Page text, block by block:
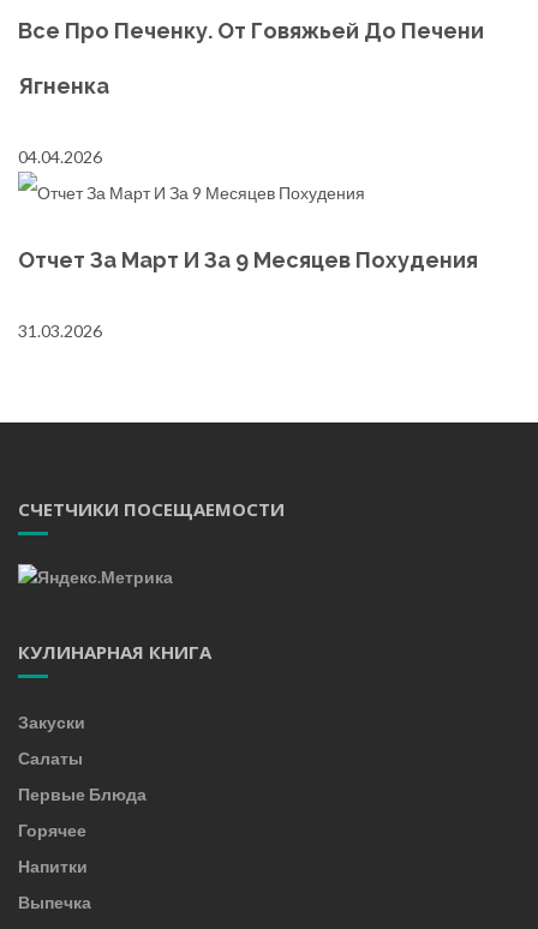
Все Про Печенку. От Говяжьей До Печени
Ягненка
04.04.2026
Отчет За Март И За 9 Месяцев Похудения
31.03.2026
СЧЕТЧИКИ ПОСЕЩАЕМОСТИ
КУЛИНАРНАЯ КНИГА
Закуски
Салаты
Первые Блюда
Горячее
Напитки
Выпечка